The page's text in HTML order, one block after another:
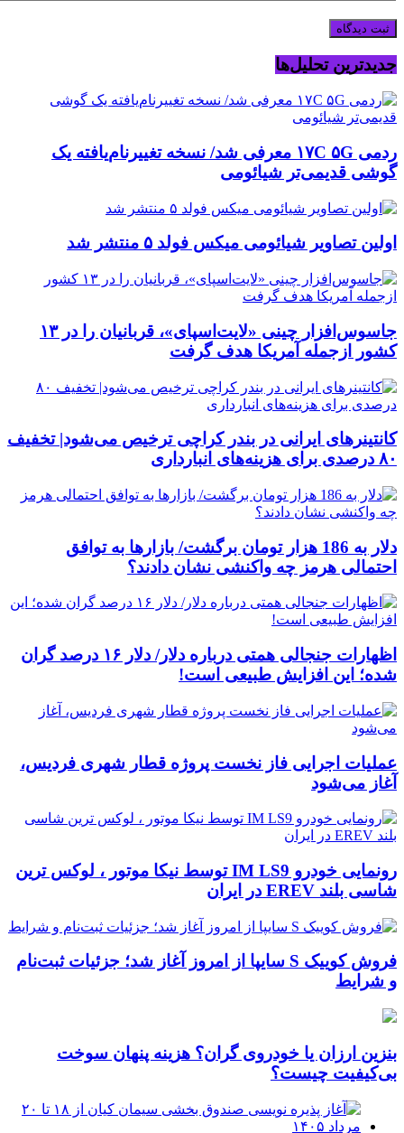
جدیدترین تحلیل‌ها
ردمی ۱۷C ۵G معرفی شد/ نسخه تغییرنام‌یافته یک
گوشی قدیمی‌تر شیائومی
اولین تصاویر شیائومی میکس فولد ۵ منتشر شد
جاسوس‌افزار چینی «لایت‌اسپای»، قربانیان را در ۱۳
کشور ازجمله آمریکا هدف گرفت
کانتینرهای ایرانی در بندر کراچی ترخیص می‌شود| تخفیف
۸۰ درصدی برای هزینه‌های انبارداری
دلار به 186 هزار تومان برگشت/ بازارها به توافق
احتمالی هرمز چه واکنشی نشان دادند؟
اظهارات جنجالی همتی درباره دلار/ دلار ۱۶ درصد گران
شده؛ این افزایش طبیعی است!
عملیات اجرایی فاز نخست پروژه قطار شهری فردیس،
آغاز می‌شود
رونمایی خودرو IM LS9 توسط نیکا موتور ، لوکس ترین
شاسی بلند EREV در ایران
فروش کوییک S سایپا از امروز آغاز شد؛ جزئیات ثبت‌نام
و شرایط
بنزین ارزان یا خودروی گران؟ هزینه پنهان سوخت
بی‌کیفیت چیست؟